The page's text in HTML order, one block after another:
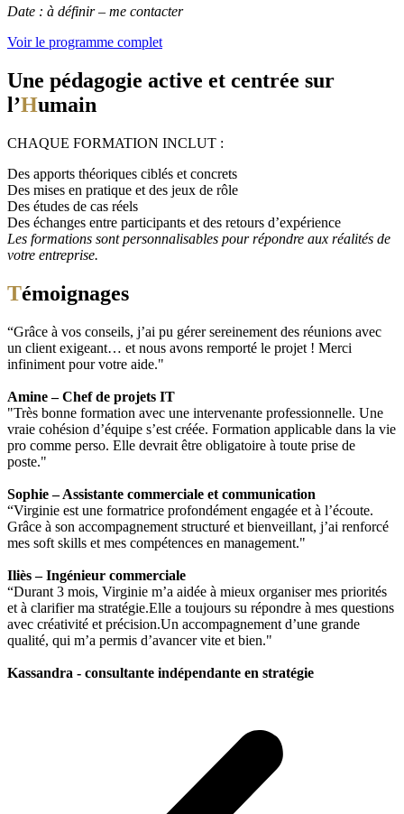
Date : à définir – me contacter
Voir le programme complet
Une pédagogie active et centrée sur
l’Humain
CHAQUE FORMATION INCLUT :
Des apports théoriques ciblés et concrets
Des mises en pratique et des jeux de rôle
Des études de cas réels
Des échanges entre participants et des retours d’expérience
Les formations sont personnalisables pour répondre aux réalités de
votre entreprise.
Témoignages
“Grâce à vos conseils, j’ai pu gérer sereinement des réunions avec
un client exigeant… et nous avons remporté le projet ! Merci
infiniment pour votre aide."
Amine – Chef de projets IT
"Très bonne formation avec une intervenante professionnelle. Une
vraie cohésion d’équipe s’est créée. Formation applicable dans la vie
pro comme perso. Elle devrait être obligatoire à toute prise de
poste."
Sophie – Assistante commerciale et communication
“Virginie est une formatrice profondément engagée et à l’écoute.
Grâce à son accompagnement structuré et bienveillant, j’ai renforcé
mes soft skills et mes compétences en management."
Iliès – Ingénieur commerciale
“Durant 3 mois, Virginie m’a aidée à mieux organiser mes priorités
et à clarifier ma stratégie.Elle a toujours su répondre à mes questions
avec créativité et précision.Un accompagnement d’une grande
qualité, qui m’a permis d’avancer vite et bien."
Kassandra - consultante indépendante en stratégie